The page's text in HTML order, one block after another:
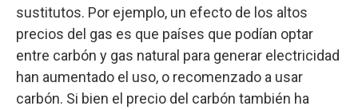
sustitutos. Por ejemplo, un efecto de los altos
precios del gas es que países que podían optar
entre carbón y gas natural para generar electricidad
han aumentado el uso, o recomenzado a usar
carbón. Si bien el precio del carbón también ha